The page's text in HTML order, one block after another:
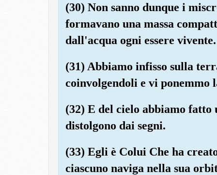
(30) Non sanno dunque i
formavano una massa
dall'acqua ogni essere
(31) Abbiamo infisso sulla
coinvolgendoli e vi ponemmo
(32) E del cielo abbiamo fatto
distolgono dai segni.
(33) Egli è Colui Che ha
ciascuno naviga nella sua